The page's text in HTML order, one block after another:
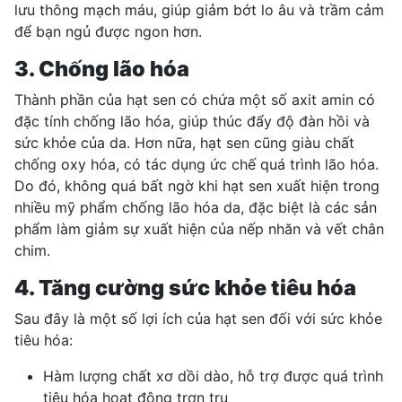
lưu thông mạch máu, giúp giảm bớt lo âu và trầm cảm
để bạn ngủ được ngon hơn.
3. Chống lão hóa
Thành phần của hạt sen có chứa một số axit amin có
đặc tính chống lão hóa, giúp thúc đẩy độ đàn hồi và
sức khỏe của da. Hơn nữa, hạt sen cũng giàu chất
chống oxy hóa, có tác dụng ức chế quá trình lão hóa.
Do đó, không quá bất ngờ khi hạt sen xuất hiện trong
nhiều mỹ phẩm chống lão hóa da, đặc biệt là các sản
phẩm làm giảm sự xuất hiện của nếp nhăn và vết chân
chim.
4. Tăng cường sức khỏe tiêu hóa
Sau đây là một số lợi ích của hạt sen đối với sức khỏe
tiêu hóa:
Hàm lượng chất xơ dồi dào, hỗ trợ được quá trình
tiêu hóa hoạt động trơn tru